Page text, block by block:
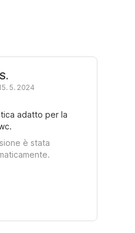
5. 2024
adatto per la
è stata